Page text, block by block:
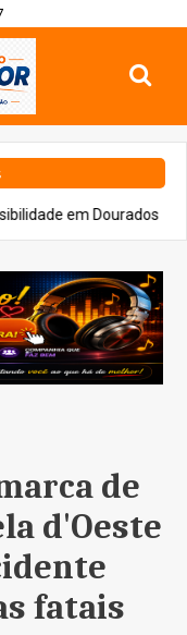
Cidades
de
d'Oeste
fatais